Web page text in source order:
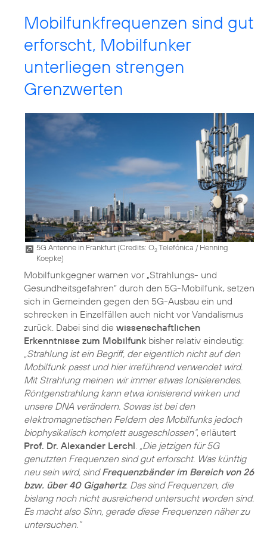
Mobilfunkfrequenzen sind gut
erforscht, Mobilfunker
unterliegen strengen
Grenzwerten
5G Antenne in Frankfurt (Credits: O2Telefónica / Henning
Koepke)
Mobilfunkgegner warnen vor „Strahlungs- und
Gesundheitsgefahren“ durch den 5G-Mobilfunk, setzen
sich in Gemeinden gegen den 5G-Ausbau ein und
schrecken in Einzelfällen auch nicht vor Vandalismus
zurück. Dabei sind die wissenschaftlichen
Erkenntnisse zum Mobilfunk bisher relativ eindeutig:
„Strahlung ist ein Begriff, der eigentlich nicht auf den
Mobilfunk passt und hier irreführend verwendet wird.
Mit Strahlung meinen wir immer etwas Ionisierendes.
Röntgenstrahlung kann etwa ionisierend wirken und
unsere DNA verändern. Sowas ist bei den
elektromagnetischen Feldern des Mobilfunks jedoch
biophysikalisch komplett ausgeschlossen“, erläutert
Prof. Dr. Alexander Lerchl. „Die jetzigen für 5G
genutzten Frequenzen sind gut erforscht. Was künftig
neu sein wird, sindFrequenzbänder im Bereich von 26
bzw. über 40 Gigahertz. Das sind Frequenzen, die
bislang noch nicht ausreichend untersucht worden sind.
Es macht also Sinn, gerade diese Frequenzen näher zu
untersuchen.“